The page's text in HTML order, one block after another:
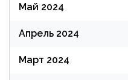
Май 2024
Апрель 2024
Март 2024